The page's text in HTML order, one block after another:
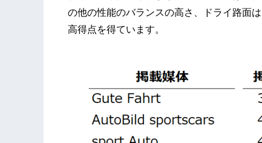
の他の性能のバランスの高さ、ドライ路面
高得点を得ています。